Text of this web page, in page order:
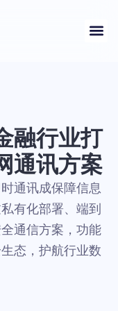
融行业打
通讯方案
通讯成保障信息
有化部署、端到
通信方案，功能
态，护航行业数